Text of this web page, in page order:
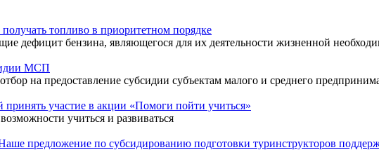
топливо в приоритетном порядке
дефицит бензина, являющегося для их деятельности жизненной
МСП
на предоставление субсидии субъектам малого и среднего
участие в акции «Помоги пойти учиться»
учиться и развиваться
предложение по субсидированию подготовки туринструкторов